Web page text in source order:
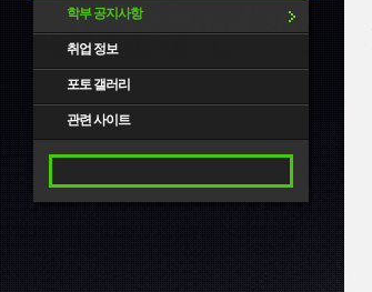
학부 공지사항
취업 정보
포토 갤러리
관련 사이트